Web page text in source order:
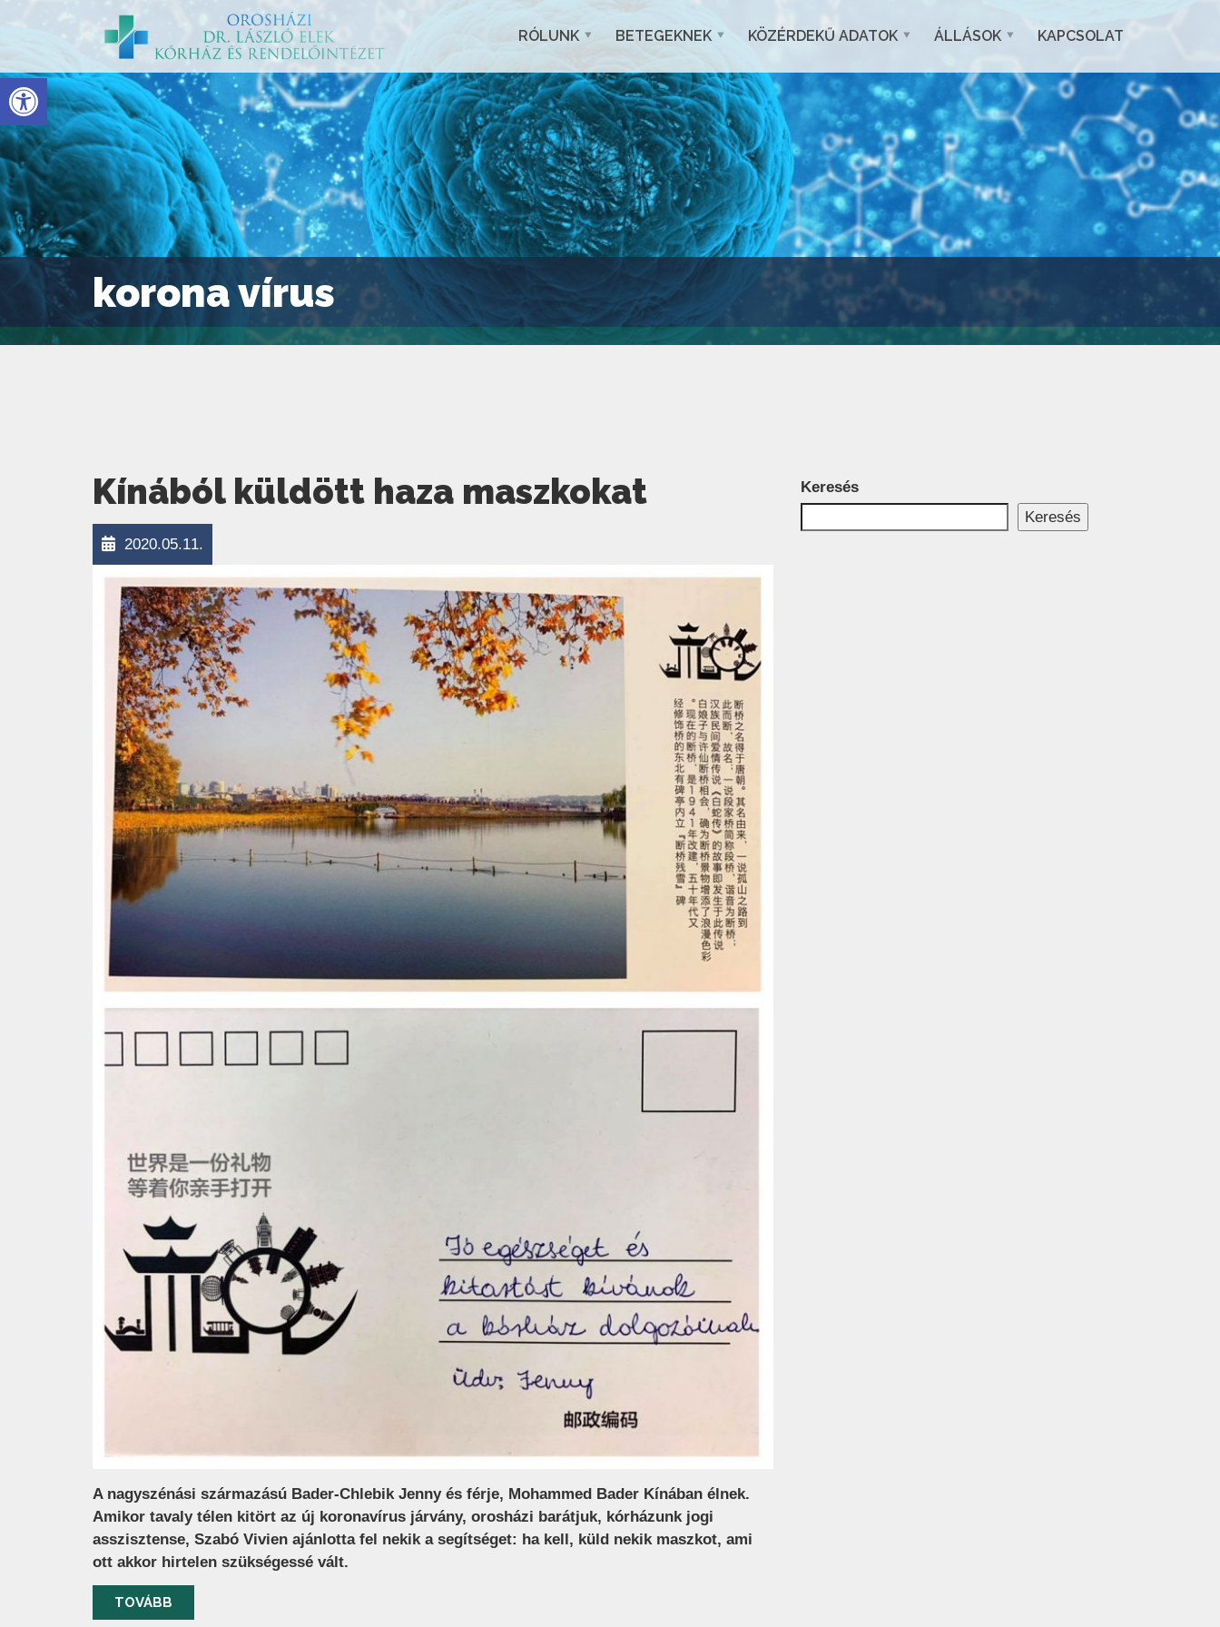
Eszköztár megnyitása
RÓLUNK BETEGEKNEK KÖZÉRDEKŰ ADATOK ÁLLÁSOK KAPCSOLAT
korona vírus
Kínából küldött haza maszkokat
2020.05.11.
A nagyszénási származású Bader-Chlebik Jenny és férje, Mohammed Bader Kínában élnek.
Amikor tavaly télen kitört az új koronavírus járvány, orosházi barátjuk, kórházunk jogi
asszisztense, Szabó Vivien ajánlotta fel nekik a segítséget: ha kell, küld nekik maszkot, ami
ott akkor hirtelen szükségessé vált.
TOVÁBB
Keresés
Keresés